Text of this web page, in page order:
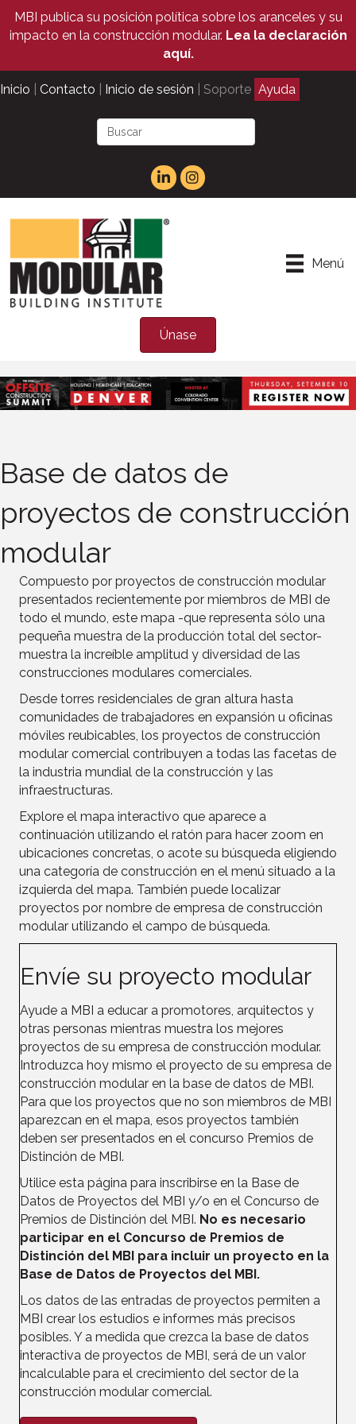
MBI publica su posición política sobre los aranceles y su
impacto en la construcción modular. Lea la declaración
aquí.
Inicio Contacto Inicio de sesión | Soporte Ayuda
Menú
Únase
Base de datos de
proyectos de construcción
modular
Compuesto por proyectos de construcción modular
presentados recientemente por miembros de MBI de
todo el mundo, este mapa -que representa sólo una
pequeña muestra de la producción total del sector-
muestra la increíble amplitud y diversidad de las
construcciones modulares comerciales.
Desde torres residenciales de gran altura hasta
comunidades de trabajadores en expansión u oficinas
móviles reubicables, los proyectos de construcción
modular comercial contribuyen a todas las facetas de
la industria mundial de la construcción y las
infraestructuras.
Explore el mapa interactivo que aparece a
continuación utilizando el ratón para hacer zoom en
ubicaciones concretas, o acote su búsqueda eligiendo
una categoría de construcción en el menú situado a la
izquierda del mapa. También puede localizar
proyectos por nombre de empresa de construcción
modular utilizando el campo de búsqueda.
Envíe su proyecto modular
Ayude a MBI a educar a promotores, arquitectos y
otras personas mientras muestra los mejores
proyectos de su empresa de construcción modular.
Introduzca hoy mismo el proyecto de su empresa de
construcción modular en la base de datos de MBI.
Para que los proyectos que no son miembros de MBI
aparezcan en el mapa, esos proyectos también
deben ser presentados en el concurso Premios de
Distinción de MBI.
Utilice esta página para inscribirse en la Base de
Datos de Proyectos del MBI y/o en el Concurso de
Premios de Distinción del MBI. No es necesario
participar en el Concurso de Premios de
Distinción del MBI para incluir un proyecto en la
Base de Datos de Proyectos del MBI.
Los datos de las entradas de proyectos permiten a
MBI crear los estudios e informes más precisos
posibles. Y a medida que crezca la base de datos
interactiva de proyectos de MBI, será de un valor
incalculable para el crecimiento del sector de la
construcción modular comercial.